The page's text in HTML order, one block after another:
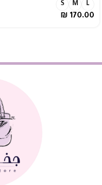
L
M
S
₪ 170.00